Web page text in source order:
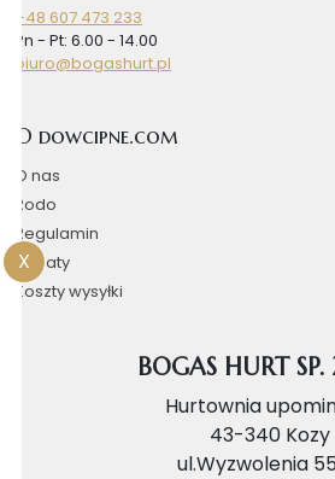
X
+48 607 473 233
Pn - Pt: 6.00 - 14.00
biuro@bogashurt.pl
O dowcipne.com
O nas
Rodo
Regulamin
Rabaty
Koszty wysyłki
BOGAS HURT
Hurtownia
43-340 Kozy
ul.Wyzwolenia